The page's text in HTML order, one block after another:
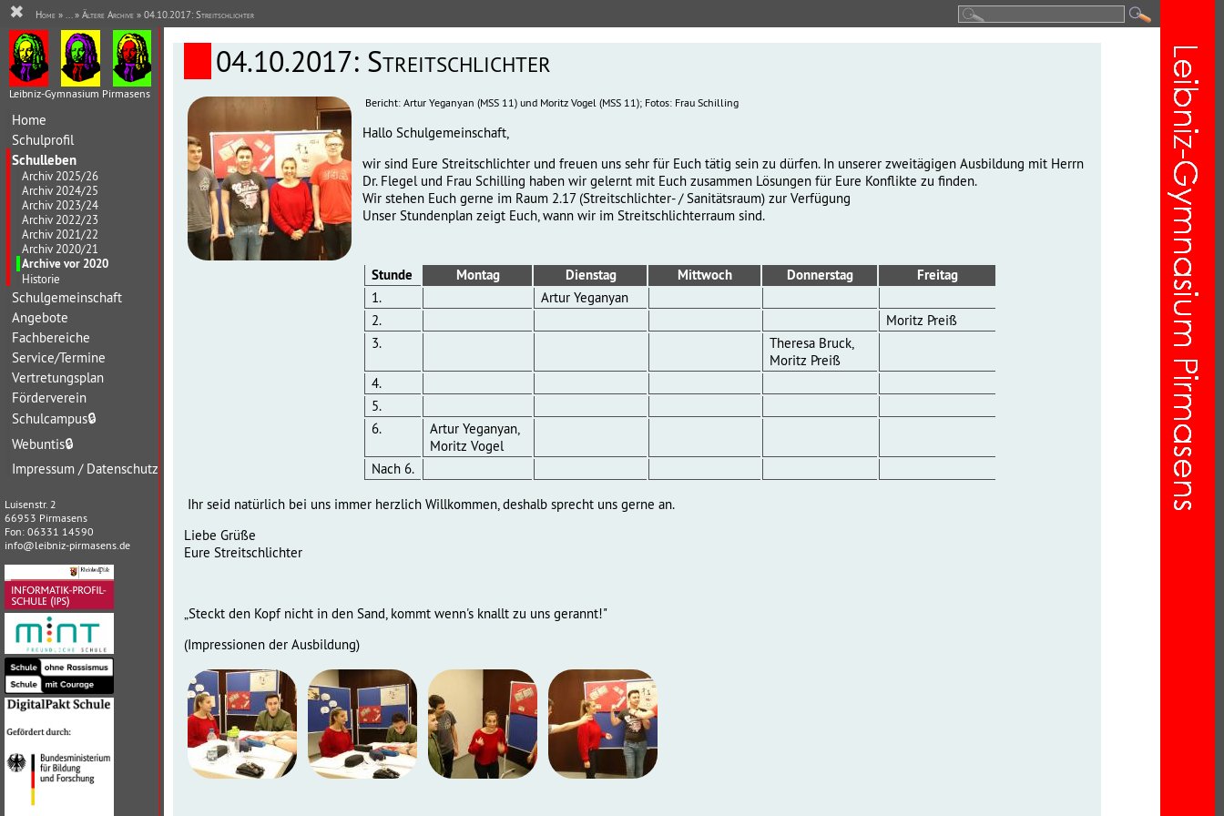
Leibniz-Gymnasium Pirmasens
Home
Schulprofil
Schulleben
Archiv 2025/26
Archiv 2024/25
Archiv 2023/24
Archiv 2022/23
Archiv 2021/22
Archiv 2020/21
Archive vor 2020
Historie
Schulgemeinschaft
Angebote
Fachbereiche
Service/Termine
Vertretungsplan
Förderverein
Schulcampus🔒
Webuntis🔒
Impressum / Datenschutz
Luisenstr. 2
66953 Pirmasens
Fon: 06331 14590
info@leibniz-pirmasens.de
04.10.2017: Streitschlichter
Bericht: Artur Yeganyan (MSS 11) und Moritz Vogel (MSS 11); Fotos: Frau Schilling
Hallo Schulgemeinschaft,
wir sind Eure Streitschlichter und freuen uns sehr für Euch tätig sein zu dürfen. In unserer zweitägigen Ausbildung mit Herrn
Dr. Flegel und Frau Schilling haben wir gelernt mit Euch zusammen Lösungen für Eure Konflikte zu finden.
Wir stehen Euch gerne im Raum 2.17 (Streitschlichter- / Sanitätsraum) zur Verfügung
Unser Stundenplan zeigt Euch, wann wir im Streitschlichterraum sind.
Stunde Montag Dienstag Mittwoch Donnerstag
Freitag
1.
Artur Yeganyan
2.
Moritz Preiß
3.
Theresa Bruck,
Moritz Preiß
4.
5.
6.
Artur Yeganyan,
Moritz Vogel
Nach 6.
Ihr seid natürlich bei uns immer herzlich Willkommen, deshalb sprecht uns gerne an.
Liebe Grüße
Eure Streitschlichter
„Steckt den Kopf nicht in den Sand, kommt wenn's knallt zu uns gerannt!"
(Impressionen der Ausbildung)
✖ Home » ... » Ältere Archive » 04.10.2017: Streitschlichter